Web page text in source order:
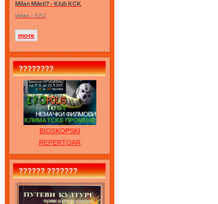
Milan Mileti? - Klub KCK
views : 6252
more
????????
BIOSKOPSKI
REPERTOAR
?????? ???????